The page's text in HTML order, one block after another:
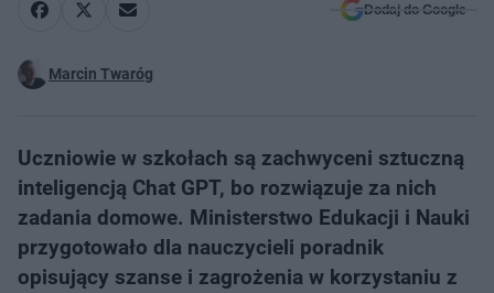
Dodaj do Google
Marcin Twaróg
Uczniowie w szkołach są zachwyceni sztuczną
inteligencją Chat GPT, bo rozwiązuje za nich
zadania domowe. Ministerstwo Edukacji i Nauki
przygotowało dla nauczycieli poradnik
opisujący szanse i zagrożenia w korzystaniu z